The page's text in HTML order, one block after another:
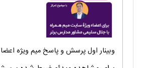
وبینار اول پرسش و پاسخ میم ویژه